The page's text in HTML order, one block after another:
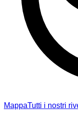
MappaTutti i nostri